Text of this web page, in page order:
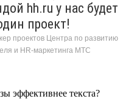
hh.ru у нас будет
проект!
проектов Центра по развитию
и HR-маркетинга МТС
эффективнее текста?